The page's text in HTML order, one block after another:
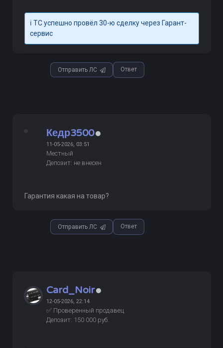
ℹ️ ТС успешно провёл 30-ю сделку через Гарант-
сервис
Отправить ЛС Ответ
Кедр3500
11-05-2026, 03:51
Местный
Депозит: не внесен
Гарантия какая на товар?
Отправить ЛС Ответ
Card_Noir
12-05-2026, 22:14
✅ Проверенный продавец
Депозит: 150 000 руб.